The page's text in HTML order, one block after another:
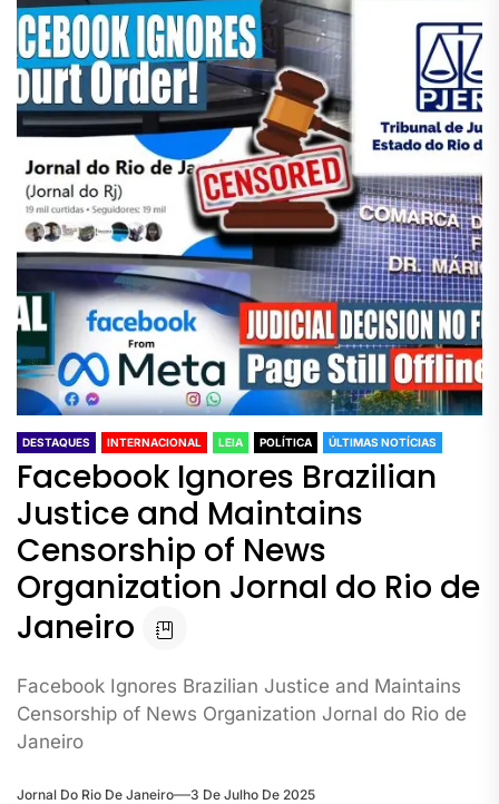
DESTAQUES INTERNACIONAL LEIA POLÍTICA ÚLTIMAS NOTÍCIAS
Facebook Ignores Brazilian
Justice and Maintains
Censorship of News
Organization Jornal do Rio de
Janeiro
Facebook Ignores Brazilian Justice and Maintains
Censorship of News Organization Jornal do Rio de
Janeiro
Jornal Do Rio De Janeiro 3 De Julho De 2025